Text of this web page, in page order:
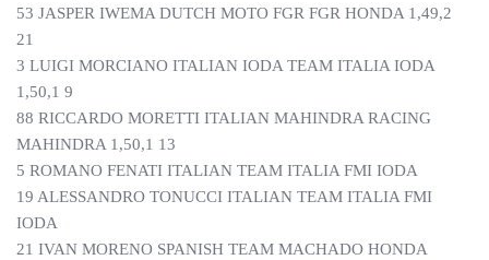
53 JASPER IWEMA DUTCH MOTO FGR FGR HONDA 1,49,2
21
3 LUIGI MORCIANO ITALIAN IODA TEAM ITALIA IODA
1,50,1 9
88 RICCARDO MORETTI ITALIAN MAHINDRA RACING
MAHINDRA 1,50,1 13
5 ROMANO FENATI ITALIAN TEAM ITALIA FMI IODA
19 ALESSANDRO TONUCCI ITALIAN TEAM ITALIA FMI
IODA
21 IVAN MORENO SPANISH TEAM MACHADO HONDA